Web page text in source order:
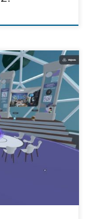
НКО Тюменской
формате. Именно в